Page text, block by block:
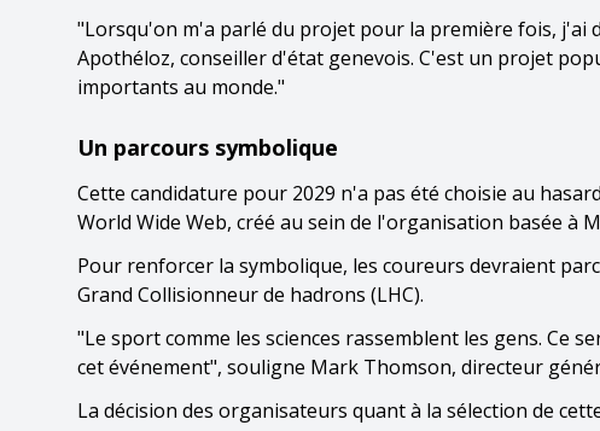
"Lorsqu'on m'a parlé du projet pour la première fois, j'ai
Apothéloz, conseiller d'état genevois. C'est un projet
importants au monde."
Un parcours symbolique
Cette candidature pour 2029 n'a pas été choisie au
World Wide Web, créé au sein de l'organisation basée à
Pour renforcer la symbolique, les coureurs devraient
Grand Collisionneur de hadrons (LHC).
"Le sport comme les sciences rassemblent les gens. Ce
cet événement", souligne Mark Thomson, directeur
La décision des organisateurs quant à la sélection de